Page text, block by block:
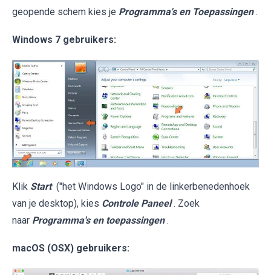
geopende schem kies je Programma's en Toepassingen .
Windows 7 gebruikers:
Klik Start ("het Windows Logo" in de linkerbenedenhoek
van je desktop), kies Controle Paneel . Zoek
naar Programma's en toepassingen .
macOS (OSX) gebruikers: